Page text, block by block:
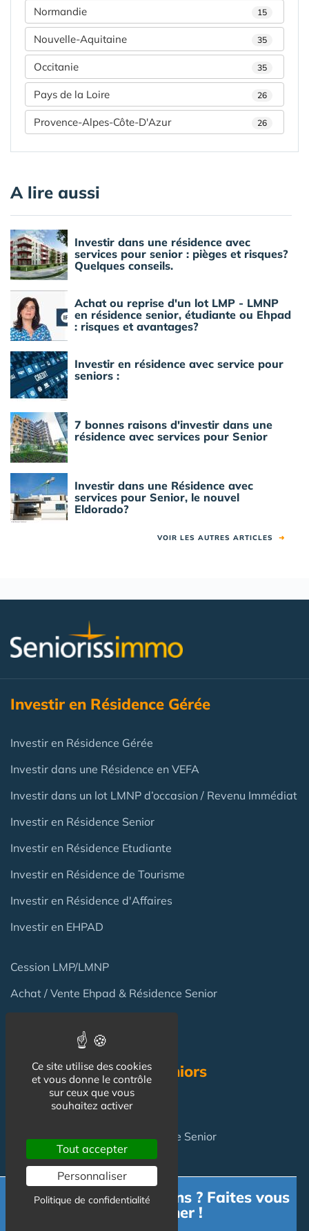
Normandie 15
Nouvelle-Aquitaine 35
Occitanie 35
Pays de la Loire 26
Provence-Alpes-Côte-D'Azur 26
A lire aussi
Investir dans une résidence avec
services pour senior : pièges et risques?
Quelques conseils.
Achat ou reprise d'un lot LMP - LMNP
en résidence senior, étudiante ou Ehpad
: risques et avantages?
Investir en résidence avec service pour
seniors :
7 bonnes raisons d'investir dans une
résidence avec services pour Senior
Investir dans une Résidence avec
services pour Senior, le nouvel
Eldorado?
VOIR LES AUTRES ARTICLES ➜
Investir en Résidence Gérée
Investir en Résidence Gérée
Investir dans une Résidence en VEFA
Investir dans un lot LMNP d’occasion / Revenu Immédiat
Investir en Résidence Senior
Investir en Résidence Etudiante
Investir en Résidence de Tourisme
Investir en Résidence d'Affaires
Investir en EHPAD
Cession LMP/LMNP
Achat / Vente Ehpad & Résidence Senior
Résidence Services Seniors
Résidence Services Seniors
Achat pour y vivreen Résidence Senior
FAQBesoin d'informations ? Faites vous
accompagner !
Ce site utilise des cookies
et vous donne le contrôle
sur ceux que vous
souhaitez activer
Tout accepter
Personnaliser
Politique de confidentialité